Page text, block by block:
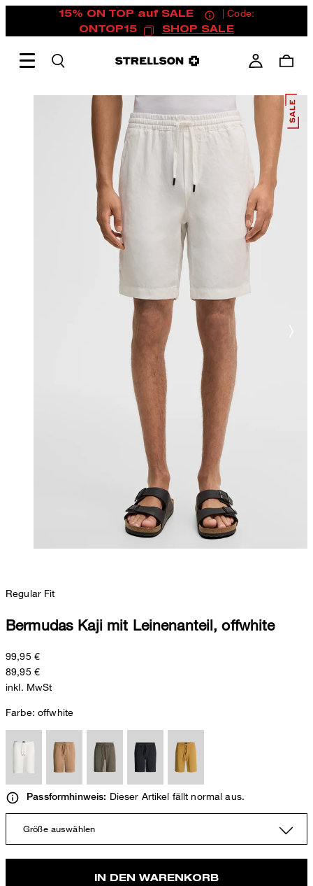
15% ON TOP auf SALE
| Code:
ONTOP15
SHOP SALE
Regular Fit
Bermudas Kaji mit Leinenanteil, offwhite
99,95 €
89,95 €
inkl. MwSt
Farbe: offwhite
Passformhinweis: Dieser Artikel fällt normal aus.
Größe auswählen
IN DEN WARENKORB